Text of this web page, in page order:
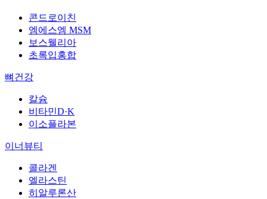
콘드로이친
엠에스엠 MSM
보스웰리아
초록입홍합
뼈건강
칼슘
비타민D·K
이소플라본
이너뷰티
콜라겐
엘라스틴
히알루론산